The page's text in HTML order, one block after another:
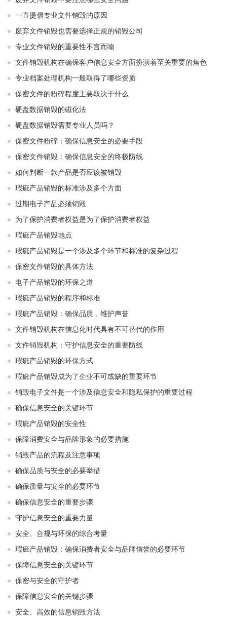
一直提倡专业文件销毁的原因
废弃文件销毁也需要选择正规的销毁公司
专业文件销毁的重要性不言而喻
文件销毁机构在确保客户信息安全方面扮演着至关重要的角色
专业档案处理机构一般取得了哪些资质
保密文件的粉碎程度主要取决于什么
硬盘数据销毁的磁化法
硬盘数据销毁需要专业人员吗？
保密文件粉碎：确保信息安全的必要手段
保密文件销毁：确保信息安全的终极防线
如何判断一款产品是否应该被销毁
瑕疵产品销毁的标准涉及多个方面
过期电子产品必须销毁
为了保护消费者权益是为了保护消费者权益
瑕疵产品销毁地点
瑕疵产品销毁是一个涉及多个环节和标准的复杂过程
保密文件销毁的具体方法
电子产品销毁的环保之道
瑕疵产品销毁的程序和标准
瑕疵产品销毁：确保品质，维护声誉
文件销毁机构在信息化时代具有不可替代的作用
文件销毁机构：守护信息安全的重要防线
瑕疵产品销毁的环保方式
瑕疵产品销毁成为了企业不可或缺的重要环节
销毁电子文件是一个涉及信息安全和隐私保护的重要过程
确保信息安全的关键环节
瑕疵产品销毁的安全性
保障消费安全与品牌形象的必要措施
销毁产品的流程及注意事项
确保品质与安全的必要举措
确保质量与安全的必要环节
确保信息安全的重要步骤
守护信息安全的重要力量
安全、合规与环保的综合考量
瑕疵产品销毁：确保消费者安全与品牌信誉的必要环节
保障信息安全的关键环节
保密与安全的守护者
保障信息安全的关键步骤
安全、高效的信息销毁方法